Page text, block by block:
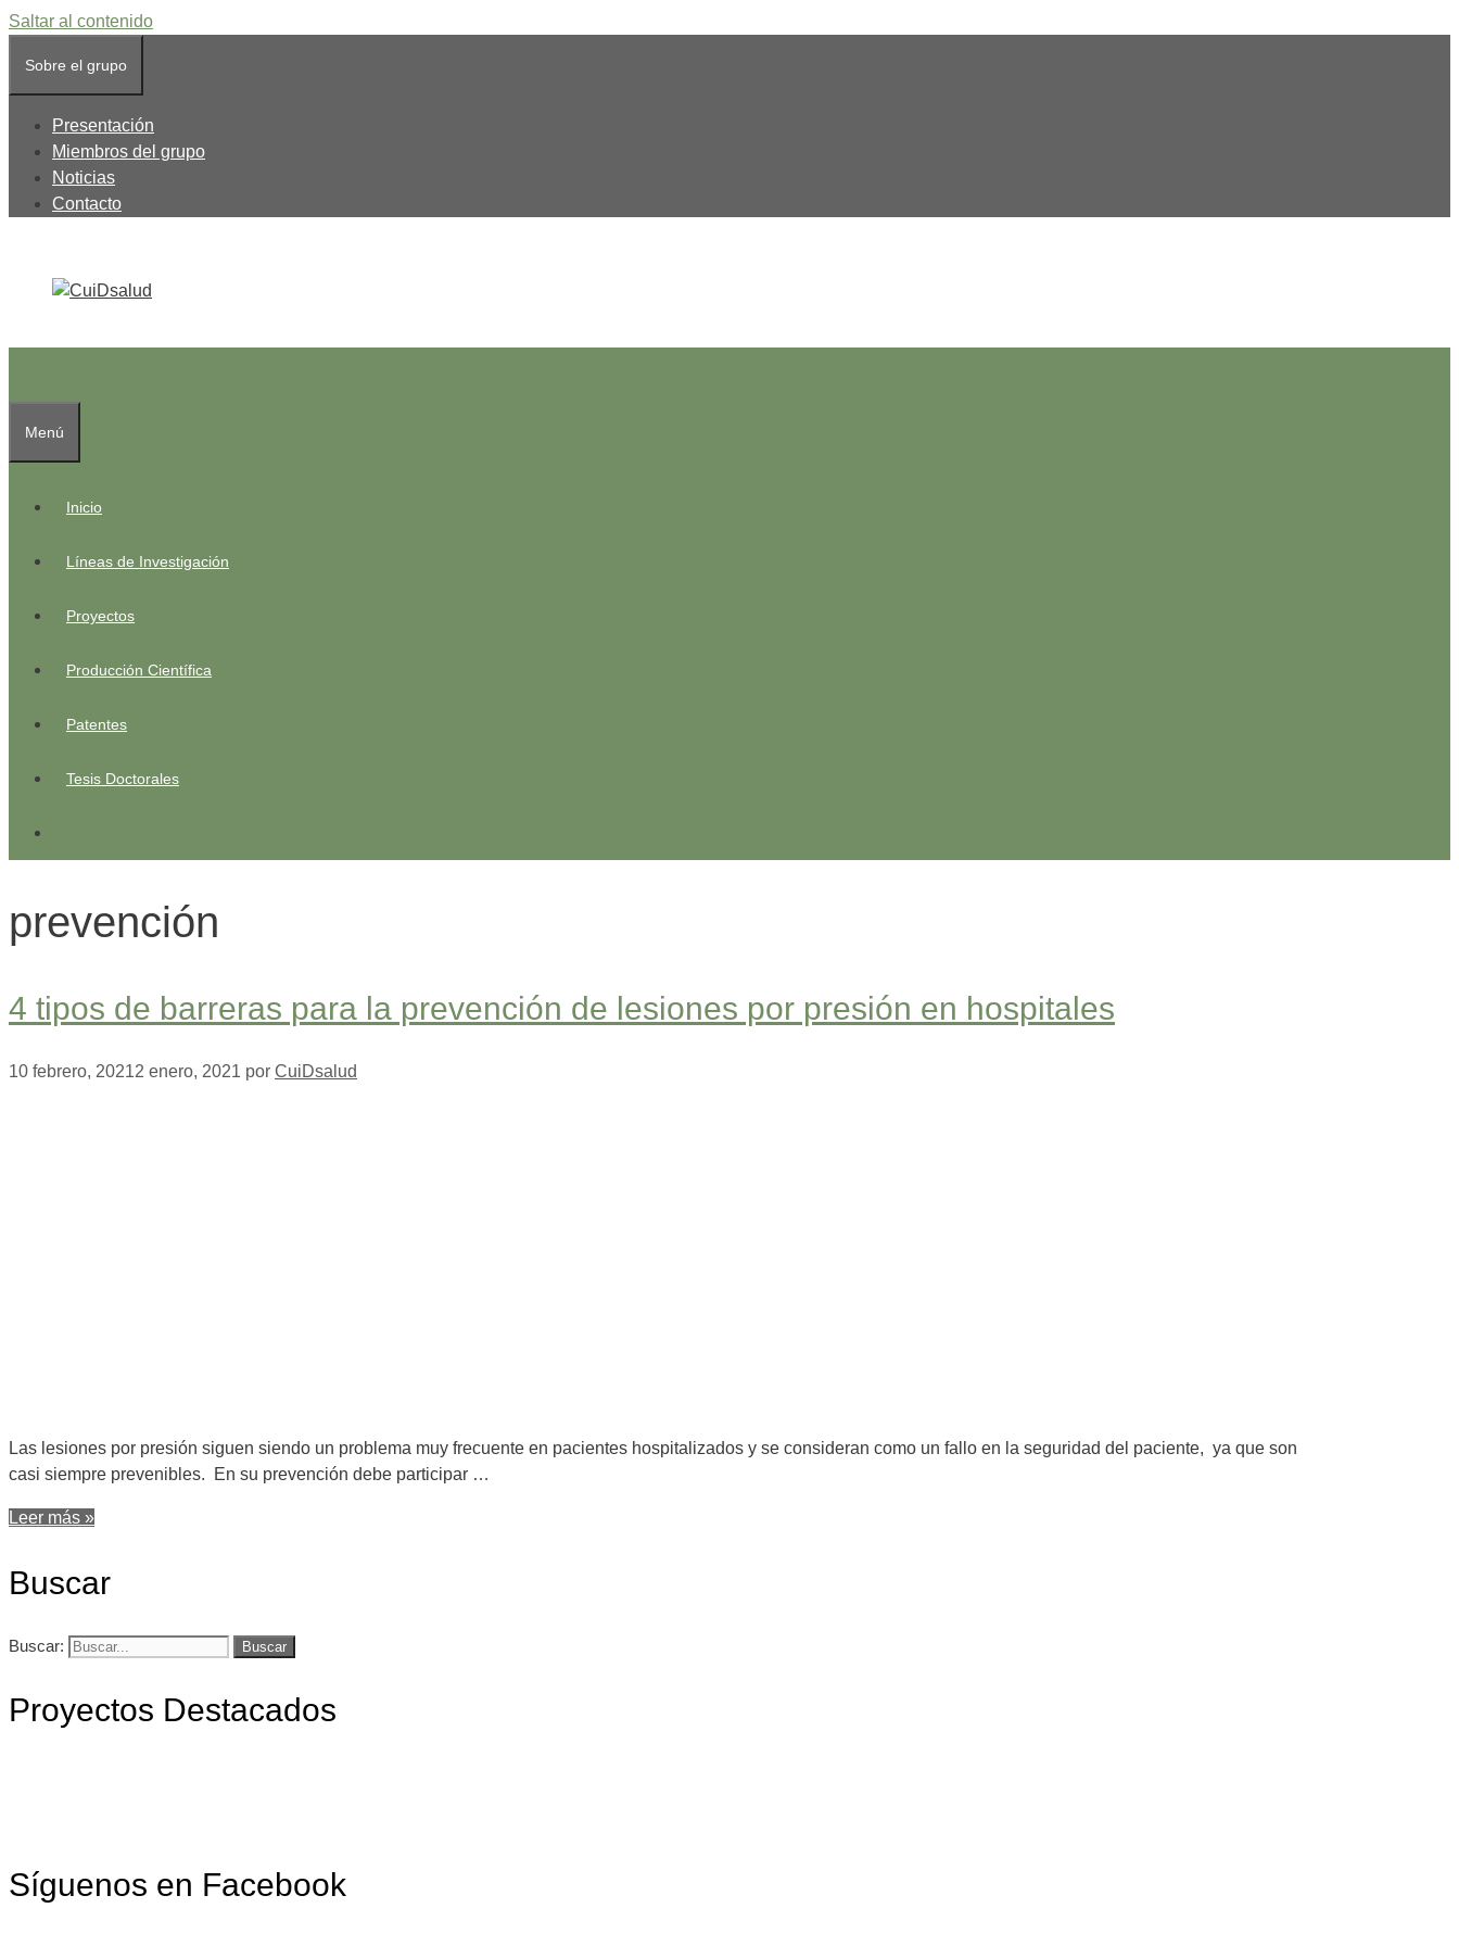
Saltar al contenido
Sobre el grupo
Presentación
Miembros del grupo
Noticias
Contacto
Menú
Inicio
Líneas de Investigación
Proyectos
Producción Científica
Patentes
Tesis Doctorales
prevención
4 tipos de barreras para la prevención de lesiones por presión en hospitales
10 febrero, 20212 enero, 2021 por CuiDsalud
Las lesiones por presión siguen siendo un problema muy frecuente en pacientes hospitalizados y se consideran como un fallo en la seguridad del paciente, ya que son
casi siempre prevenibles. En su prevención debe participar …
Leer más »
Buscar
Buscar:
Proyectos Destacados
Síguenos en Facebook